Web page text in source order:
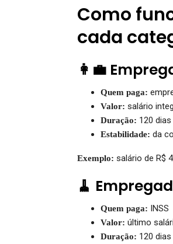
Como
cada
👩‍💼
Quem paga:
Valor: salário
Duração: 120 dias
Estabilidade: da
Exemplo: salário de R$
🧹
Quem paga: INSS
Valor: último
Duração: 120 dias